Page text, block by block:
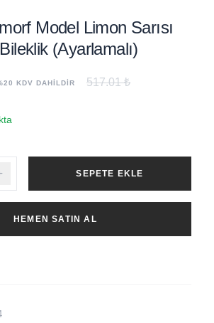
Model Limon Sarısı
(Ayarlamalı)
KDV DAHİLDİR 517.01 ₺
SEPETE EKLE
HEMEN SATIN AL